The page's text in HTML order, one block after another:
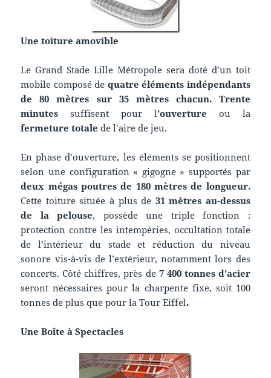
Une toiture amovible
Le Grand Stade Lille Métropole sera doté d’un toit
mobile composé de quatre éléments indépendants
de 80 mètres sur 35 mètres chacun. Trente
minutes suffisent pour l’ouverture ou la
fermeture totale de l’aire de jeu.
En phase d’ouverture, les éléments se positionnent
selon une configuration « gigogne » supportés par
deux mégas poutres de 180 mètres de longueur.
Cette toiture située à plus de 31 mètres au-dessus
de la pelouse, possède une triple fonction :
protection contre les intempéries, occultation totale
de l’intérieur du stade et réduction du niveau
sonore vis-à-vis de l’extérieur, notamment lors des
concerts. Côté chiffres, près de 7 400 tonnes d’acier
seront nécessaires pour la charpente fixe, soit 100
tonnes de plus que pour la Tour Eiffel.
Une Boîte à Spectacles